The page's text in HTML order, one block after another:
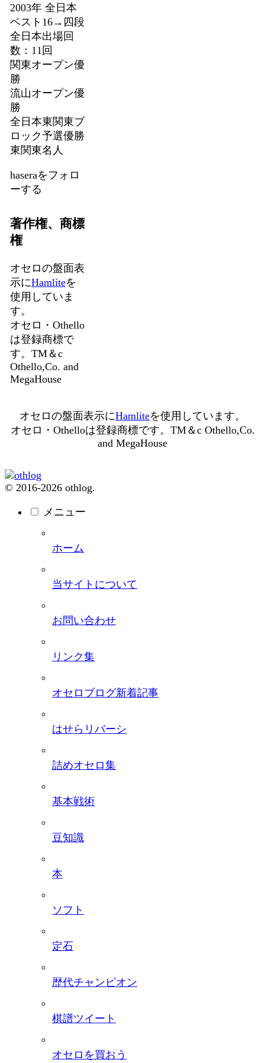
2003年 全日本
ベスト16→四段
全日本出場回
数：11回
関東オープン優
勝
流山オープン優
勝
全日本東関東ブ
ロック予選優勝
東関東名人
haseraをフォロ
ーする
著作権、商標
権
オセロの盤面表
示にHamliteを
使用していま
す。
オセロ・Othello
は登録商標で
す。TM＆c
Othello,Co. and
MegaHouse
オセロの盤面表示にHamliteを使用しています。
オセロ・Othelloは登録商標です。TM＆c Othello,Co.
and MegaHouse
© 2016-2026 othlog.
メニュー
ホーム
当サイトについて
お問い合わせ
リンク集
オセロブログ新着記事
はせらリバーシ
詰めオセロ集
基本戦術
豆知識
本
ソフト
定石
歴代チャンピオン
棋譜ツイート
オセロを買おう